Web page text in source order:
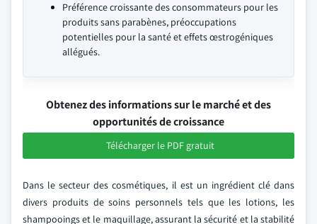
Préférence croissante des consommateurs pour les
produits sans parabènes, préoccupations
potentielles pour la santé et effets œstrogéniques
allégués.
Obtenez des informations sur le marché et des
opportunités de croissance
Télécharger le PDF gratuit
Dans le secteur des cosmétiques, il est un ingrédient clé dans
divers produits de soins personnels tels que les lotions, les
shampooings et le maquillage, assurant la sécurité et la stabilité